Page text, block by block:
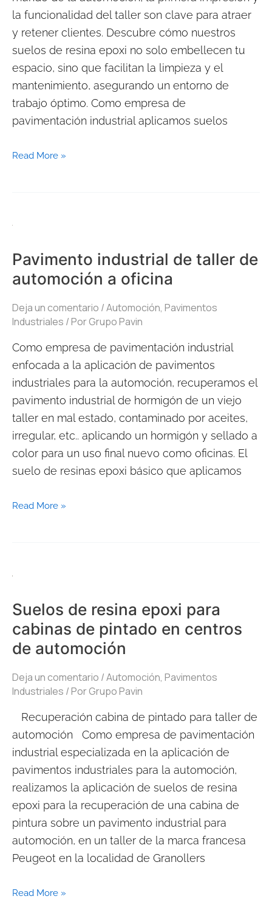
la funcionalidad del taller son clave para atraer
y retener clientes. Descubre cómo nuestros
suelos de resina epoxi no solo embellecen tu
espacio, sino que facilitan la limpieza y el
mantenimiento, asegurando un entorno de
trabajo óptimo. Como empresa de
pavimentación industrial aplicamos suelos
Read More »
Pavimento industrial de taller de
automoción a oficina
Deja un comentario /Automoción, Pavimentos
Industriales / PorGrupo Pavin
Como empresa de pavimentación industrial
enfocada a la aplicación de pavimentos
industriales para la automoción, recuperamos el
pavimento industrial de hormigón de un viejo
taller en mal estado, contaminado por aceites,
irregular, etc.. aplicando un hormigón y sellado a
color para un uso final nuevo como oficinas. El
suelo de resinas epoxi básico que aplicamos
Pavimento
de
taller
automoción
oficina
Read More »
Suelos de resina epoxi para
cabinas de pintado en centros
de automoción
Deja un comentario /Automoción, Pavimentos
Industriales / PorGrupo Pavin
Recuperación cabina de pintado para taller de
automoción Como empresa de pavimentación
industrial especializada en la aplicación de
pavimentos industriales para la automoción,
realizamos la aplicación de suelos de resina
epoxi para la recuperación de una cabina de
pintura sobre un pavimento industrial para
automoción, en un taller de la marca francesa
Peugeot en la localidad de Granollers
Suelos
resina
epoxi
para
de
en
centros
de
automoción
Read More »